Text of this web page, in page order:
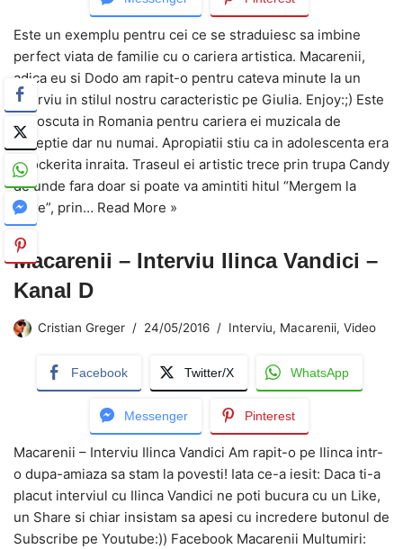
Este un exemplu pentru cei ce se straduiesc sa imbine
perfect viata de familie cu o cariera artistica. Macarenii,
adica eu si Dodo am rapit-o pentru cateva minute la un
interviu in stilul nostru caracteristic pe Giulia. Enjoy:;) Este
cunoscuta in Romania pentru cariera ei muzicala de
exceptie dar nu numai. Apropiatii stiu ca in adolescenta era
o rockerita inraita. Traseul ei artistic trece prin trupa Candy
de unde fara doar si poate va amintiti hitul “Mergem la
mare”, prin… Read More »
Macarenii – Interviu Ilinca Vandici –
Kanal D
Cristian Greger 24/05/2016 Interviu, Macarenii, Video
Facebook Twitter/X WhatsApp
Messenger Pinterest
Macarenii – Interviu Ilinca Vandici Am rapit-o pe Ilinca intr-
o dupa-amiaza sa stam la povesti! Iata ce-a iesit: Daca ti-a
placut interviul cu Ilinca Vandici ne poti bucura cu un Like,
un Share si chiar insistam sa apesi cu incredere butonul de
Subscribe pe Youtube:)) Facebook Macarenii Multumiri: